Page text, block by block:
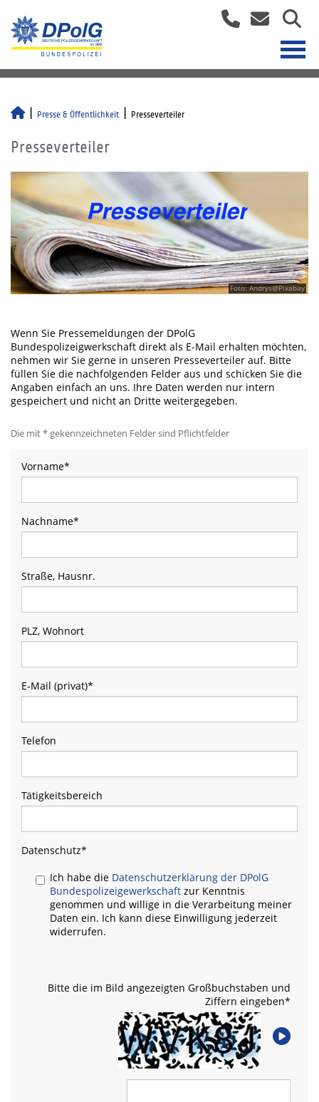
Presse & Öffentlichkeit Presseverteiler
Presseverteiler
Foto: Andrys@Pixabay
Wenn Sie Pressemeldungen der DPolG
Bundespolizeigwerkschaft direkt als E-Mail erhalten möchten,
nehmen wir Sie gerne in unseren Presseverteiler auf. Bitte
füllen Sie die nachfolgenden Felder aus und schicken Sie die
Angaben einfach an uns. Ihre Daten werden nur intern
gespeichert und nicht an Dritte weitergegeben.
Die mit * gekennzeichneten Felder sind Pflichtfelder
Vorname*
Nachname*
Straße, Hausnr.
PLZ, Wohnort
E-Mail (privat)*
Telefon
Tätigkeitsbereich
Datenschutz*
Ich habe die Datenschutzerklärung der DPolG
Bundespolizeigewerkschaft zur Kenntnis
genommen und willige in die Verarbeitung meiner
Daten ein. Ich kann diese Einwilligung jederzeit
widerrufen.
Bitte die im Bild angezeigten Großbuchstaben und
Ziffern eingeben*